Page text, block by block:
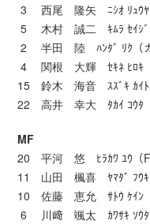
3 西尾 隆矢 ﾆｼｵ ﾘｭｳﾔ
5 木村 誠二 ｷﾑﾗ ｾｲｼﾞ
2 半田 陸 ﾊﾝﾀﾞ ﾘｸ（ガ
4 関根 大輝 ｾｷﾈ ﾋﾛｷ（
15 鈴木 海音 ｽｽﾞｷ ｶｲﾄ
22 高井 幸大 ﾀｶｲ ｺｳﾀ（
MF
20 平河 悠 ﾋﾗｶﾜ ﾕｳ（
11 山田 楓喜 ﾔﾏﾀﾞ ﾌｳｷ
10 佐藤 恵允 ｻﾄｳ ｹｲﾝ（
6 川﨑 颯太 ｶﾜｻｷ ｿｳﾀ